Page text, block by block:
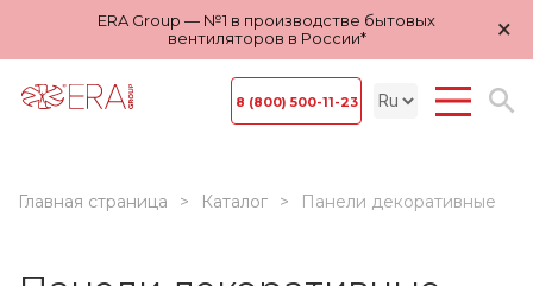
ERA Group — №1 в производстве бытовых
вентиляторов в России*
×
8 (800) 500-11-23
Главная страница Каталог Панели декоративные